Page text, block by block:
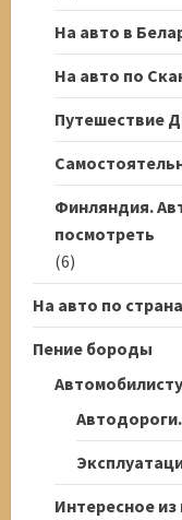
На авто в
На авто по
Путешествие
Финляндия.
посмотреть
(6)
На авто по
Пение бороды
Интересное